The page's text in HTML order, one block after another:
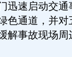
迅速启动交通
色通道，并对
解事故现场周